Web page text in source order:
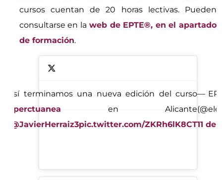
cursos cuentan de 20 horas lectivas. Pueden
consultarse en la web de EPTE®, en el apartado
de formación.
Así terminamos una nueva edición del curso
en Alicante
@JavierHerraiz3pic.twitter.com/ZKRh6lK8CT
—
11 de